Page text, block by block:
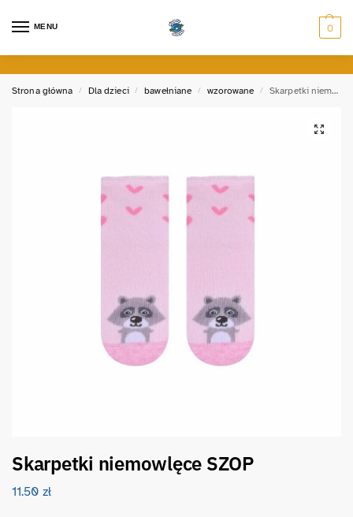
MENU 0
Strona główna / Dla dzieci / bawełniane / wzorowane / Skarpetki niemowlęce SZOP
Skarpetki niemowlęce SZOP
11.50 zł